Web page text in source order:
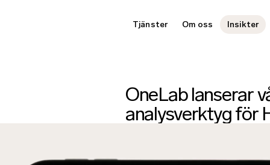
Tjänster Om oss Insikter
OneLab lanserar
analysverktyg för